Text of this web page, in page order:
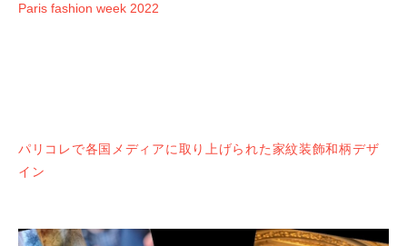
Paris fashion week 2022
パリコレで各国メディアに取り上げられた家紋装飾和柄デザ
イン